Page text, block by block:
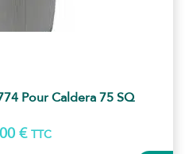
Pour Caldera 75 SQ
€ TTC